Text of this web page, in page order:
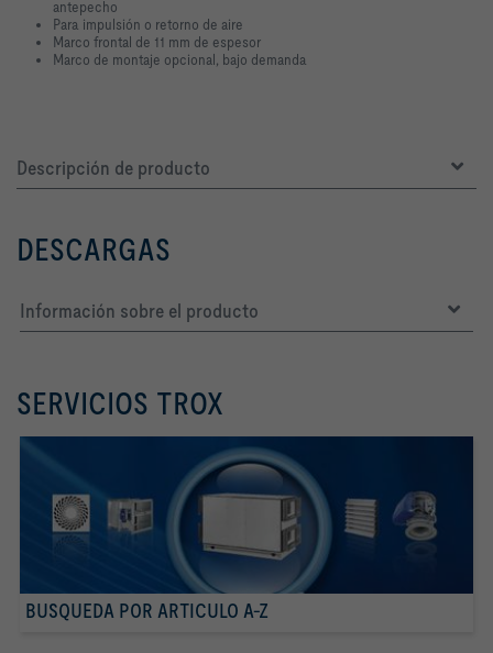
antepecho
Para impulsión o retorno de aire
Marco frontal de 11 mm de espesor
Marco de montaje opcional, bajo demanda
Descripción de producto
DESCARGAS
Información sobre el producto
SERVICIOS TROX
BUSQUEDA POR ARTICULO A-Z